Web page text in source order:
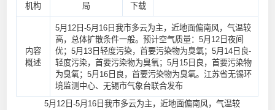
机构
局
下载
内容
概述
5月12日-5月16日我市多云为主，近地面偏南风，气温较
高，总体扩散条件一般。预计空气质量：5月12日夜间
优；5月13日轻度污染，首要污染物为臭氧；5月14日良-
轻度污染，首要污染物为臭氧；5月15日良，首要污染物
为臭氧；5月16日良，首要污染物为臭氧。江苏省无锡环
境监测中心、无锡市气象台联合发布
5月12日-5月16日我市多云为主，近地面偏南风，气温较